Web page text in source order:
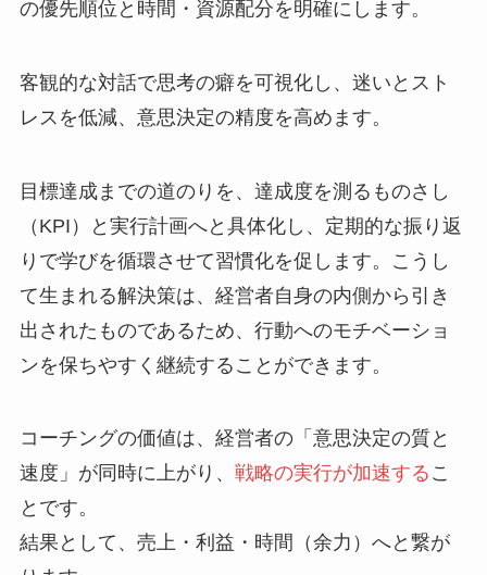
の優先順位と時間・資源配分を明確にします。
客観的な対話で思考の癖を可視化し、迷いとスト
レスを低減、意思決定の精度を高めます。
目標達成までの道のりを、達成度を測るものさし
（KPI）と実行計画へと具体化し、定期的な振り返
りで学びを循環させて習慣化を促します。こうし
て生まれる解決策は、経営者自身の内側から引き
出されたものであるため、行動へのモチベーショ
ンを保ちやすく継続することができます。
コーチングの価値は、経営者の「意思決定の質と
速度」が同時に上がり、 戦略の実行が加速する こ
とです。
結果として、売上・利益・時間（余力）へと繋が